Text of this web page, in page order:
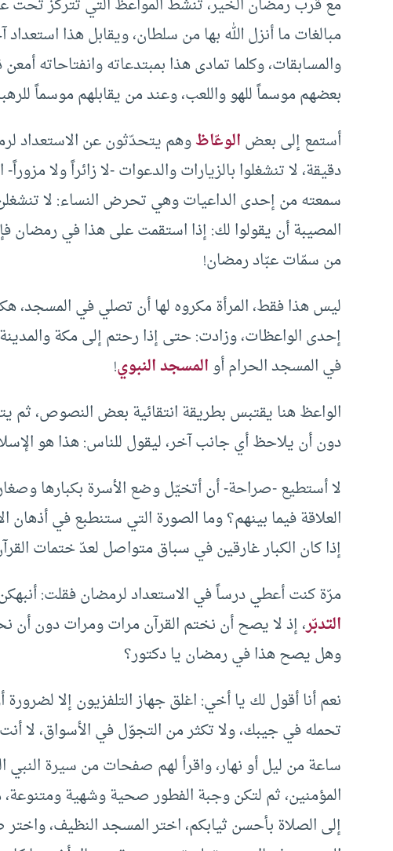
مع قرب رمضان الخير، تنشط المواعظ التي تتركز تحت
مبالغات ما أنزل الله بها من سلطان، ويقابل هذا
والمسابقات، وكلما تمادى هذا بمبتدعاته وانفتاحاته
بعضهم موسماً للهو واللعب، وعند من يقابلهم موسماً
أستمع إلى بعضالوعّاظوهم يتحدّثون عن الاستعداد
دقيقة، لا تنشغلوا بالزيارات والدعوات -لا زائراً ولا
سمعته من إحدى الداعيات وهي تحرض النساء: لا
المصيبة أن يقولوا لك: إذا استقمت على هذا في رمضان
من سمّات عبّاد رمضان!
ليس هذا فقط، المرأة مكروه لها أن تصلي في المسجد،
إحدى الواعظات، وزادت: حتى إذا رحتم إلى مكة
في المسجد الحرام أوالمسجد النبوي!
الواعظ هنا يقتبس بطريقة انتقائية بعض النصوص، ثم
دون أن يلاحظ أي جانب آخر، ليقول للناس: هذا هو
لا أستطيع -صراحة- أن أتخيّل وضع الأسرة بكبارها
العلاقة فيما بينهم؟ وما الصورة التي ستنطبع في
إذا كان الكبار غارقين في سباق متواصل لعدّ ختمات
مرّة كنت أعطي درساً في الاستعداد لرمضان فقلت:
التدبّر، إذ لا يصح أن نختم القرآن مرات ومرات دون أن
وهل يصح هذا في رمضان يا دكتور؟
نعم أنا أقول لك يا أخي: اغلق جهاز التلفزيون إلا
تحمله في جيبك، ولا تكثر من التجوّل في الأسواق، لا
ساعة من ليل أو نهار، واقرأ لهم صفحات من سيرة النبي
المؤمنين، ثم لتكن وجبة الفطور صحية وشهية
إلى الصلاة بأحسن ثيابكم، اختر المسجد النظيف،